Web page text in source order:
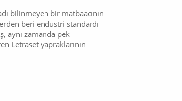
bilinmeyen bir matbaacının
beri endüstri standardı
aynı zamanda pek
Letraset yapraklarının